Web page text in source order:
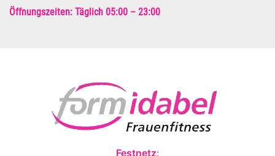
Öffnungszeiten: Täglich 05:00 – 23:00
Festnetz: